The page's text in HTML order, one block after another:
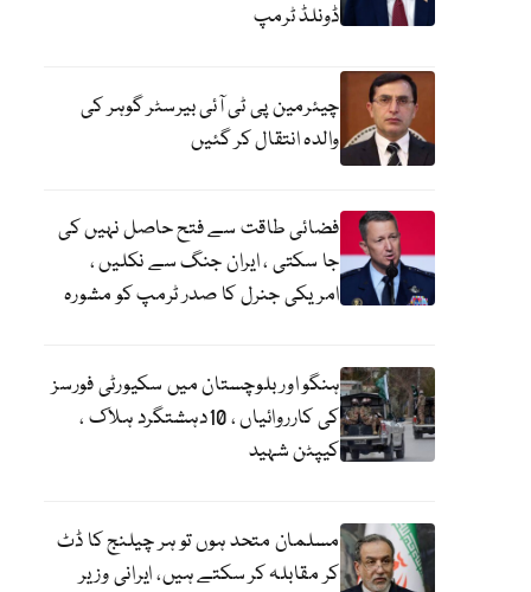
ڈونلڈ ٹرمپ
چیئرمین پی ٹی آئی بیرسٹر گوہر کی
والدہ انتقال کر گئیں
فضائی طاقت سے فتح حاصل نہیں کی
جا سکتی ، ایران جنگ سے نکلیں ،
امریکی جنرل کا صدر ٹرمپ کو مشورہ
ہنگو اور بلوچستان میں سکیورٹی فورسز
کی کارروائیاں ، 10دہشتگرد ہلاک ،
کیپٹن شہید
مسلمان متحد ہوں تو ہر چیلنج کا ڈٹ
کر مقابلہ کر سکتے ہیں، ایرانی وزیر